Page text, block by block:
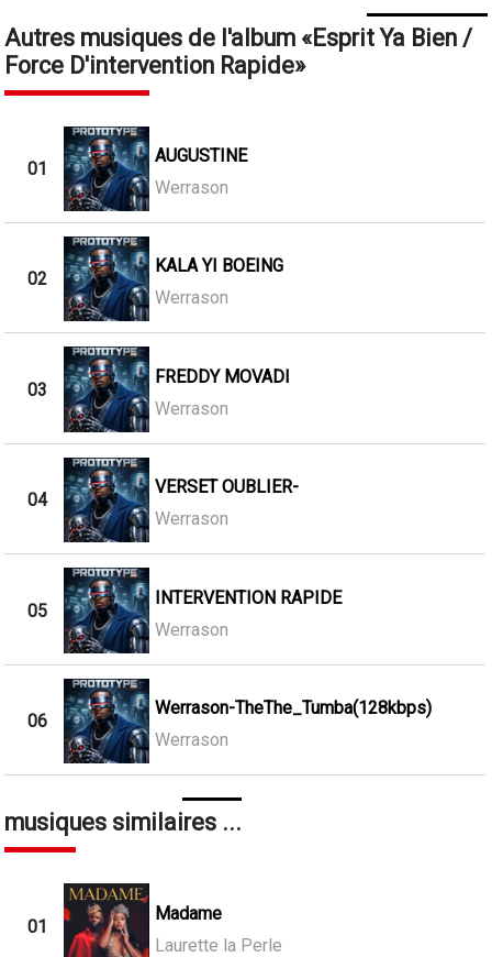
Autres musiques de l'album
Esprit Ya Bien /
Force D'intervention Rapide
01
AUGUSTINE
Werrason
02
KALA YI BOEING
Werrason
03
FREDDY MOVADI
Werrason
04
VERSET OUBLIER-
Werrason
05
INTERVENTION RAPIDE
Werrason
06
Werrason-TheThe_Tumba(128kbps)
Werrason
musiques similaires ...
01
Madame
Laurette la Perle